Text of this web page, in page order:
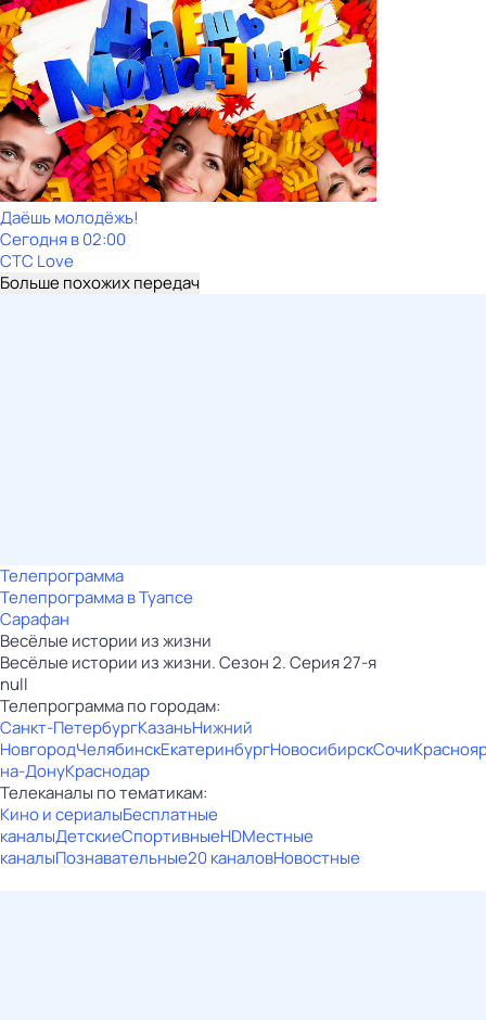
Даёшь молодёжь!
Сегодня в 02:00
СТС Love
Больше похожих передач
Телепрограмма
Телепрограмма в Туапсе
Сарафан
Весёлые истории из жизни
Весёлые истории из жизни. Сезон 2. Серия 27-я
null
Телепрограмма по городам:
Санкт-ПетербургКазаньНижний
НовгородЧелябинскЕкатеринбургНовосибирскСочи
на-ДонуКраснодар
Телеканалы по тематикам:
Кино и сериалыБесплатные
каналыДетскиеСпортивныеHDМестные
каналыПознавательные20 каналовНовостные